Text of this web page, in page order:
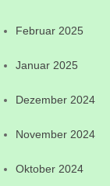
Februar 2025
Januar 2025
Dezember 2024
November 2024
Oktober 2024